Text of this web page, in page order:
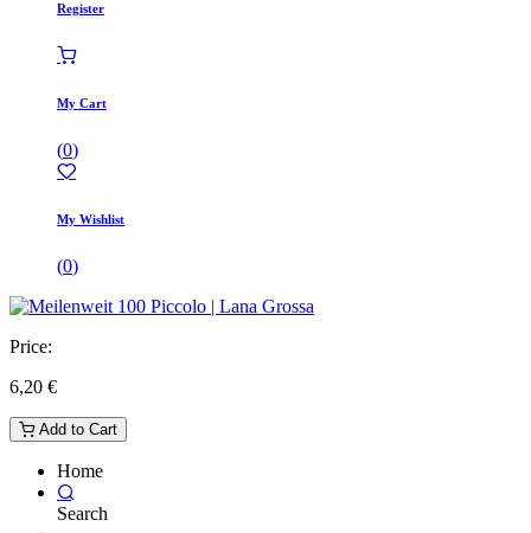
Register
My Cart
(0)
My Wishlist
(0)
Price:
6,20 €
Add to Cart
Home
Search